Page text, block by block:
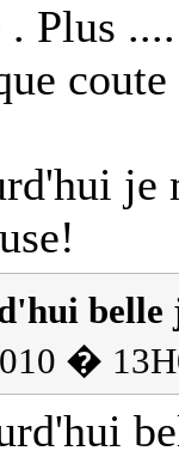
. Plus
je
belle
�